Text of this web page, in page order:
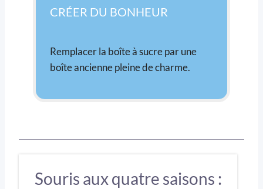
CRÉER DU BONHEUR
Remplacer la boîte à sucre par une
boîte ancienne pleine de charme.
Souris aux quatre saisons :